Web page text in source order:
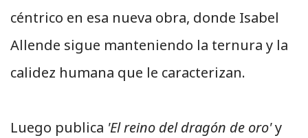
céntrico en esa nueva obra, donde Isabel
Allende sigue manteniendo la ternura y la
calidez humana que le caracterizan.
Luego publica 'El reino del dragón de oro'y